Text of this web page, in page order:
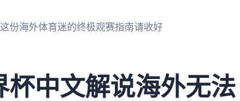
份海外体育迷的终极观赛指南请收好
杯中文解说海外无法